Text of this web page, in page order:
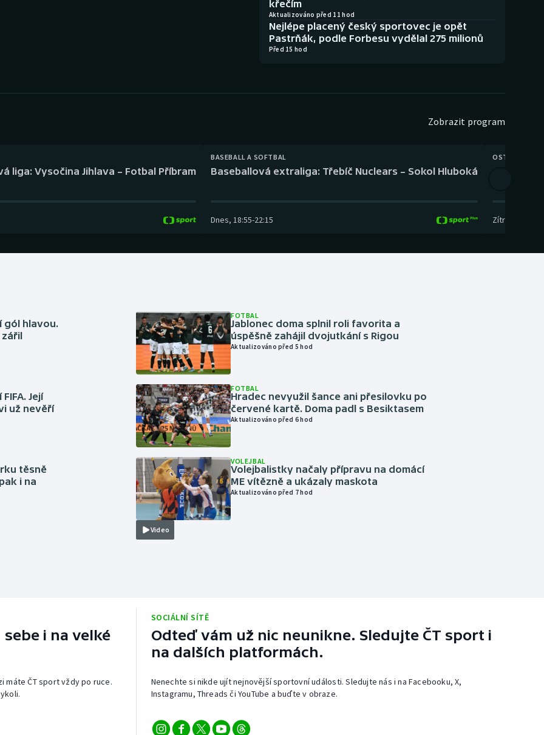
Parasport Volejbal
křečím
Aktualizováno před 11 hod
Nejlépe placený český sportovec je opět
Pastrňák, podle Forbesu vydělal 275 milionů
Před 15 hod
Zobrazit program
liga: Vysočina Jihlava – Fotbal Příbram
BASEBALL A SOFTBAL
Baseballová extraliga: Třebíč Nuclears – Sokol Hluboká
Dnes, 18:55-22:15
OSTATNÍ
Zítra
gól hlavou.
zářil
Její
už nevěří
těsně
i na
FOTBAL
Jablonec doma splnil roli favorita a
úspěšně zahájil dvojutkání s Rigou
Aktualizováno před 5 hod
FOTBAL
Hradec nevyužil šance ani přesilovku po
červené kartě. Doma padl s Besiktasem
Aktualizováno před 6 hod
Video
VOLEJBAL
Volejbalistky načaly přípravu na domácí
ME vítězně a ukázaly maskota
Aktualizováno před 7 hod
i na velké
máte ČT sport vždy po ruce.
SOCIÁLNÍ SÍTĚ
Odteď vám už nic neunikne. Sledujte ČT sport i
na dalších platformách.
Nenechte si nikde ujít nejnovější sportovní události. Sledujte nás i na Facebooku, X,
Instagramu, Threads či YouTube a buďte v obraze.